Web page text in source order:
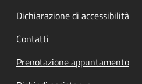
Dichiarazione di accessibilità
Contatti
Prenotazione appuntamento